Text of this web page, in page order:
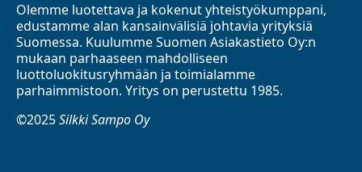
Olemme luotettava ja kokenut yhteistyökumppani,
edustamme alan kansainvälisiä johtavia yrityksiä
Suomessa. Kuulumme Suomen Asiakastieto Oy:n
mukaan parhaaseen mahdolliseen
luottoluokitusryhmään ja toimialamme
parhaimmistoon. Yritys on perustettu 1985.
©2025Silkki Sampo Oy